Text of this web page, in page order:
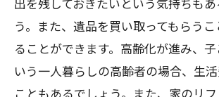
う。また、遺品を買い取ってもらう
ることができます。高齢化が進み、
いう一人暮らしの高齢者の場合、生
こともあるでしょう。また、家のリ